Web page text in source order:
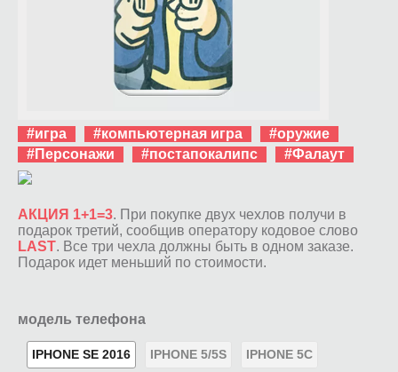
#игра #компьютерная игра
#оружие
#Персонажи
#постапокалипс #Фалаут
АКЦИЯ 1+1=3. При покупке двух чехлов получи в
подарок третий, сообщив оператору кодовое слово
LAST. Все три чехла должны быть в одном заказе.
Подарок идет меньший по стоимости.
модель телефона
IPHONE SE 2016 IPHONE 5/5S IPHONE 5C